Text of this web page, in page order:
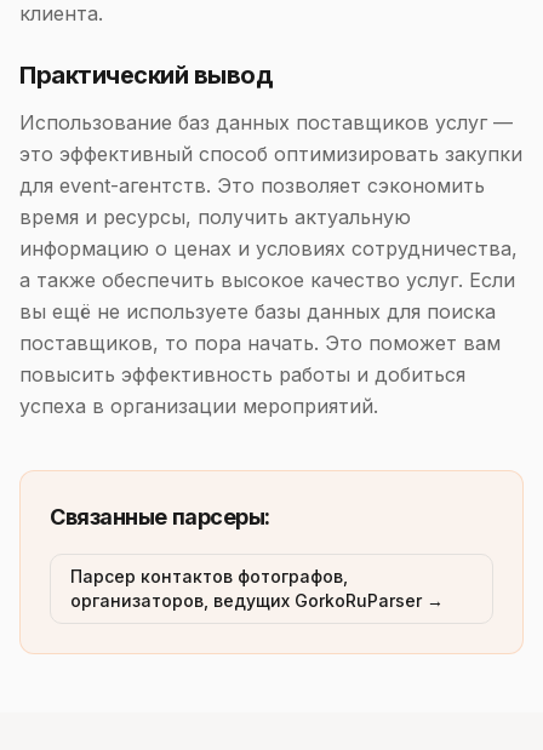
клиента.
Практический вывод
Использование баз данных поставщиков услуг —
это эффективный способ оптимизировать закупки
для event-агентств. Это позволяет сэкономить
время и ресурсы, получить актуальную
информацию о ценах и условиях сотрудничества,
а также обеспечить высокое качество услуг. Если
вы ещё не используете базы данных для поиска
поставщиков, то пора начать. Это поможет вам
повысить эффективность работы и добиться
успеха в организации мероприятий.
Связанные парсеры:
Парсер контактов фотографов,
организаторов, ведущих GorkoRuParser →